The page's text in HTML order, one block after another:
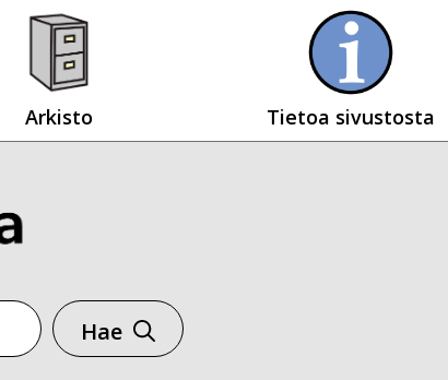
Arkisto Tietoa sivustosta
Hae